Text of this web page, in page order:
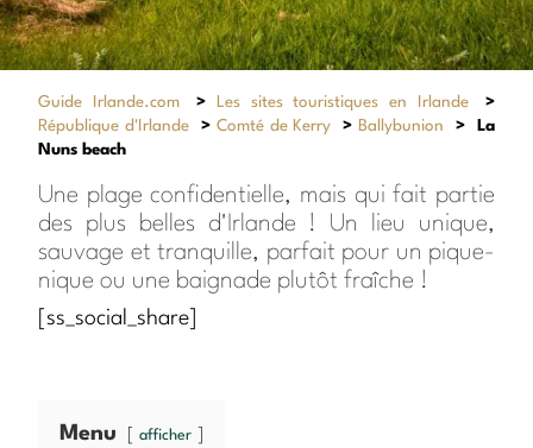
Guide Irlande.com > Les sites touristiques en Irlande
>
République d'Irlande
> Comté de Kerry > Ballybunion >
La
Nuns beach
Une plage confidentielle, mais qui fait partie
des plus belles d'Irlande ! Un lieu unique,
sauvage et tranquille, parfait pour un pique-
nique ou une baignade plutôt fraîche !
[ss_social_share]
Menu afficher